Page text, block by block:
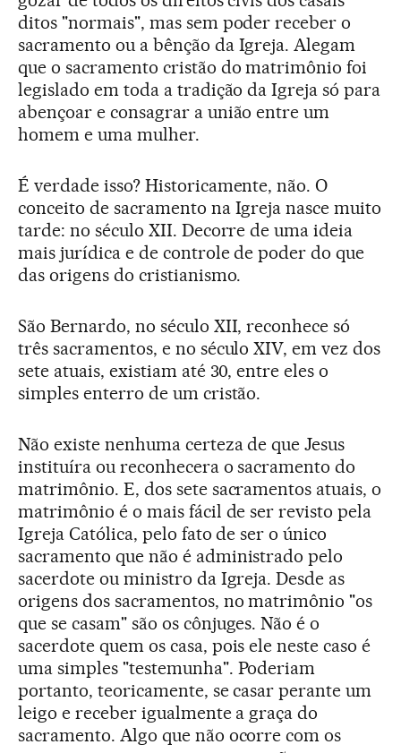
ditos "normais", mas sem poder receber o
sacramento ou a bênção da Igreja. Alegam
que o sacramento cristão do matrimônio foi
legislado em toda a tradição da Igreja só para
abençoar e consagrar a união entre um
homem e uma mulher.
É verdade isso? Historicamente, não. O
conceito de sacramento na Igreja nasce muito
tarde: no século XII. Decorre de uma ideia
mais jurídica e de controle de poder do que
das origens do cristianismo.
São Bernardo, no século XII, reconhece só
três sacramentos, e no século XIV, em vez dos
sete atuais, existiam até 30, entre eles o
simples enterro de um cristão.
Não existe nenhuma certeza de que Jesus
instituíra ou reconhecera o sacramento do
matrimônio. E, dos sete sacramentos atuais, o
matrimônio é o mais fácil de ser revisto pela
Igreja Católica, pelo fato de ser o único
sacramento que não é administrado pelo
sacerdote ou ministro da Igreja. Desde as
origens dos sacramentos, no matrimônio "os
que se casam" são os cônjuges. Não é o
sacerdote quem os casa, pois ele neste caso é
uma simples "testemunha". Poderiam
portanto, teoricamente, se casar perante um
leigo e receber igualmente a graça do
sacramento. Algo que não ocorre com os